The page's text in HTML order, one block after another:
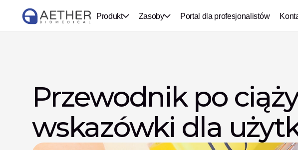
Produkt Zasoby Portal dla profesjonalistów
Przewodnik po
wskazówki dla